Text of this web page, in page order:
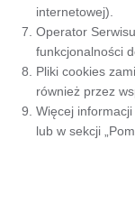
internetowej).
Operator
funkcjonalności
Pliki cookies
również przez
Więcej
lub w sekcji